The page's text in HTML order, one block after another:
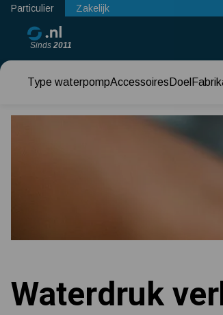
Particulier Zakelijk
Sinds 2011
Type waterpompAccessoires Doel
Waterdruk